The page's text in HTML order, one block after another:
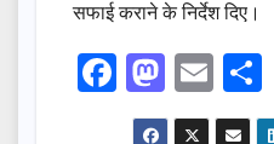
सफाई कराने के निर्देश दिए।
F
a
M
a
E
m